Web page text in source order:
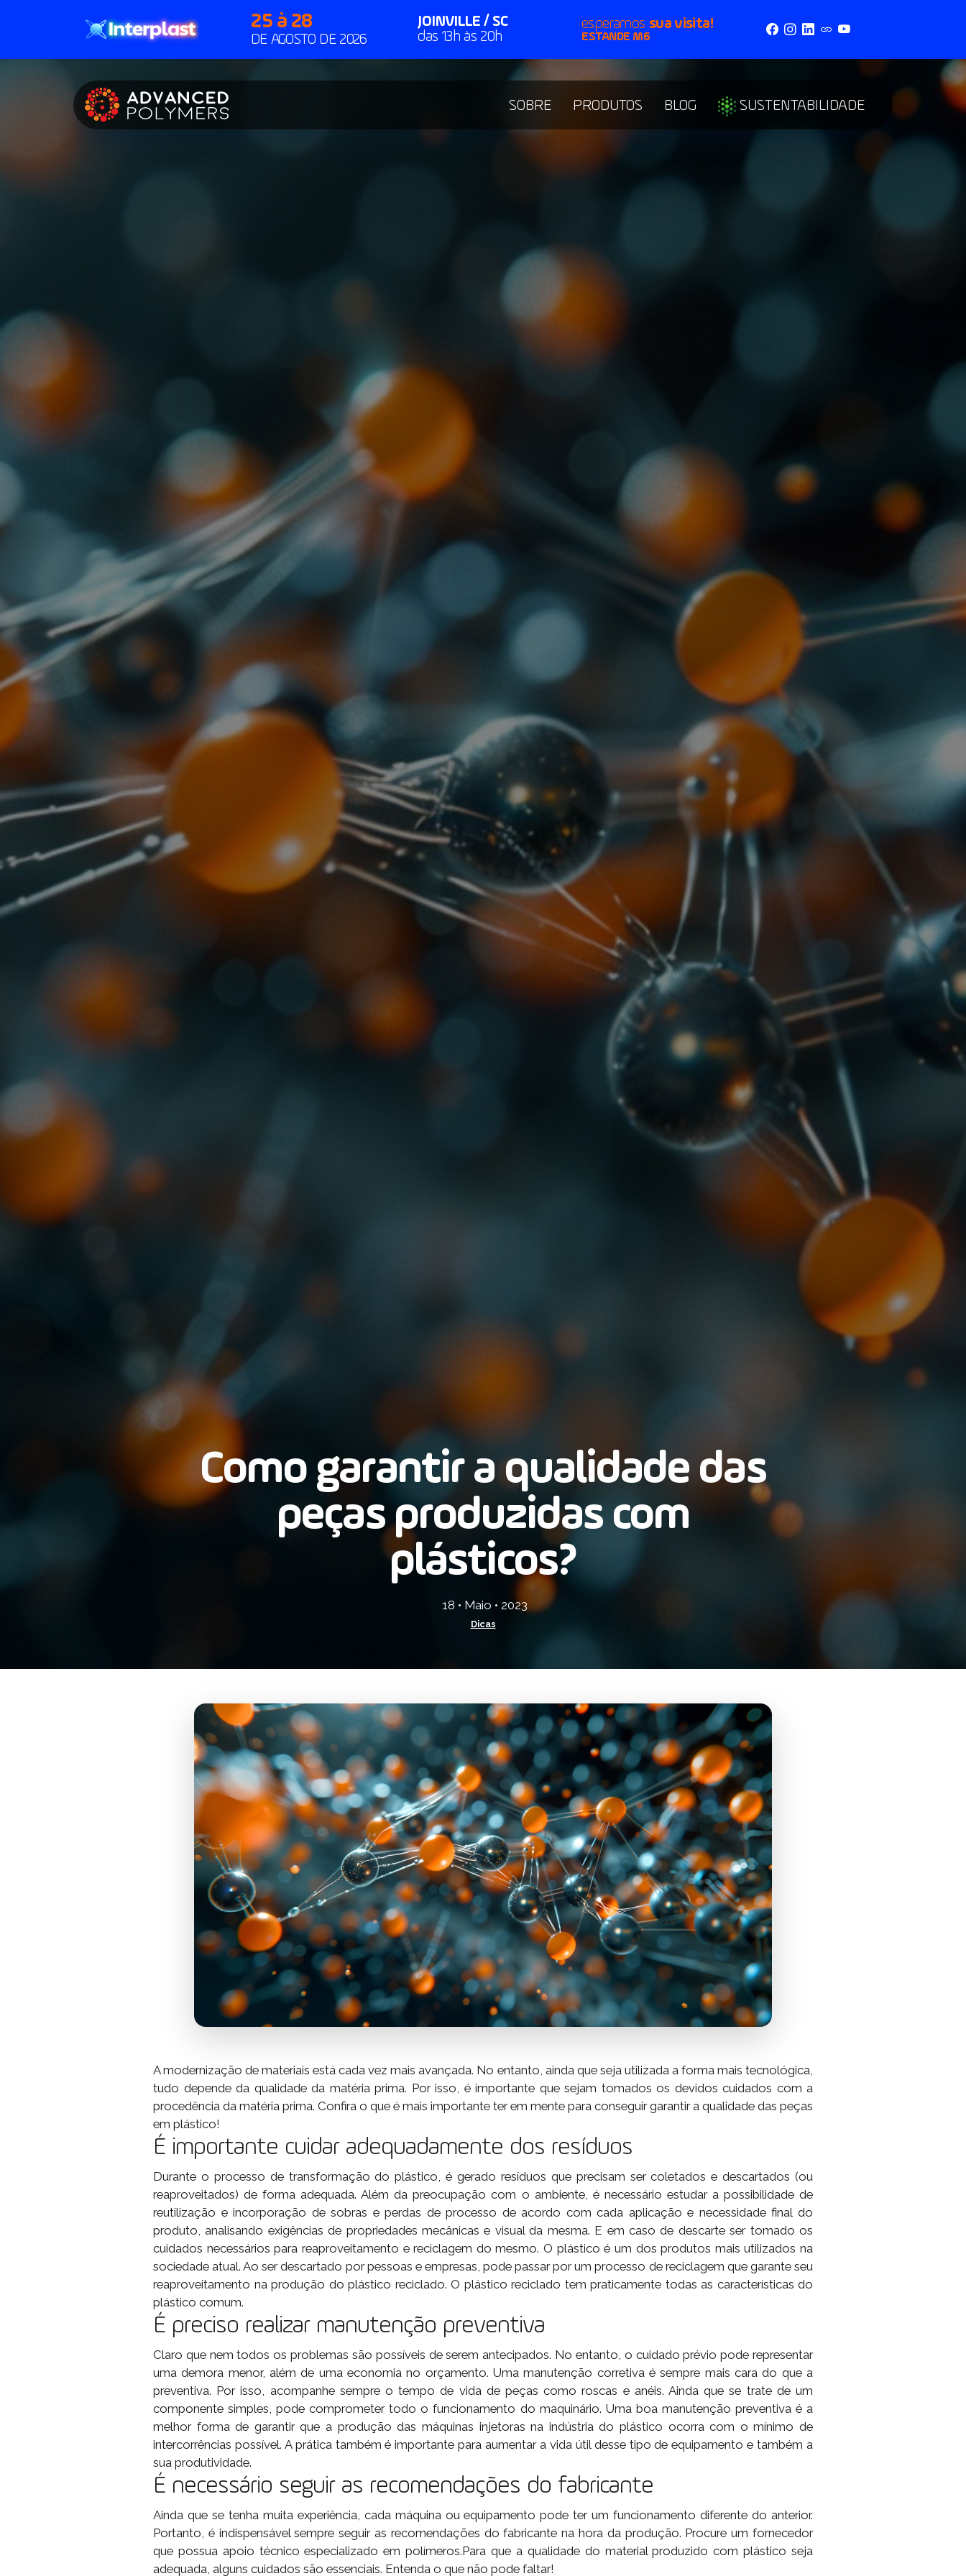
25 à 28
DE AGOSTO DE 2026
JOINVILLE / SC
das 13h às 20h
esperamos sua visita!
ESTANDE M6
SOBRE PRODUTOS BLOG SUSTENTABILIDADE
Como garantir a qualidade das
peças produzidas com
plásticos?
18 • Maio • 2023
Dicas
A modernização de materiais está cada vez mais avançada. No entanto, ainda que seja utilizada a forma mais tecnológica,
tudo depende da qualidade da matéria prima. Por isso, é importante que sejam tomados os devidos cuidados com a
procedência da matéria prima. Confira o que é mais importante ter em mente para conseguir garantir a qualidade das peças
em plástico!
É importante cuidar adequadamente dos resíduos
Durante o processo de transformação do plástico, é gerado resíduos que precisam ser coletados e descartados (ou
reaproveitados) de forma adequada. Além da preocupação com o ambiente, é necessário estudar a possibilidade de
reutilização e incorporação de sobras e perdas de processo de acordo com cada aplicação e necessidade final do
produto, analisando exigências de propriedades mecânicas e visual da mesma. E em caso de descarte ser tomado os
cuidados necessários para reaproveitamento e reciclagem do mesmo. O plástico é um dos produtos mais utilizados na
sociedade atual. Ao ser descartado por pessoas e empresas, pode passar por um processo de reciclagem que garante seu
reaproveitamento na produção do plástico reciclado. O plástico reciclado tem praticamente todas as características do
plástico comum.
É preciso realizar manutenção preventiva
Claro que nem todos os problemas são possíveis de serem antecipados. No entanto, o cuidado prévio pode representar
uma demora menor, além de uma economia no orçamento. Uma manutenção corretiva é sempre mais cara do que a
preventiva. Por isso, acompanhe sempre o tempo de vida de peças como roscas e anéis. Ainda que se trate de um
componente simples, pode comprometer todo o funcionamento do maquinário. Uma boa manutenção preventiva é a
melhor forma de garantir que a produção das máquinas injetoras na indústria do plástico ocorra com o mínimo de
intercorrências possível. A prática também é importante para aumentar a vida útil desse tipo de equipamento e também a
sua produtividade.
É necessário seguir as recomendações do fabricante
Ainda que se tenha muita experiência, cada máquina ou equipamento pode ter um funcionamento diferente do anterior.
Portanto, é indispensável sempre seguir as recomendações do fabricante na hora da produção. Procure um fornecedor
que possua apoio técnico especializado em polímeros.Para que a qualidade do material produzido com plástico seja
adequada, alguns cuidados são essenciais. Entenda o que não pode faltar!